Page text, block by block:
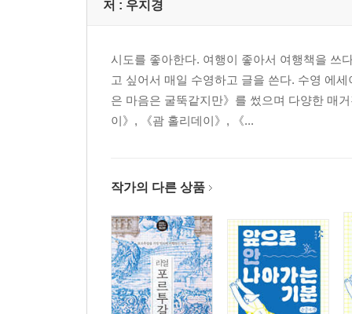
저 : 우지경
시도를 좋아한다. 여행이 좋아서 여행책을 쓰
고 싶어서 매일 수영하고 글을 쓴다. 수영 에
은 마음은 굴뚝같지만》를 썼으며 다양한 매
이》, 《괌 홀리데이》, 《...
작가의 다른 상품